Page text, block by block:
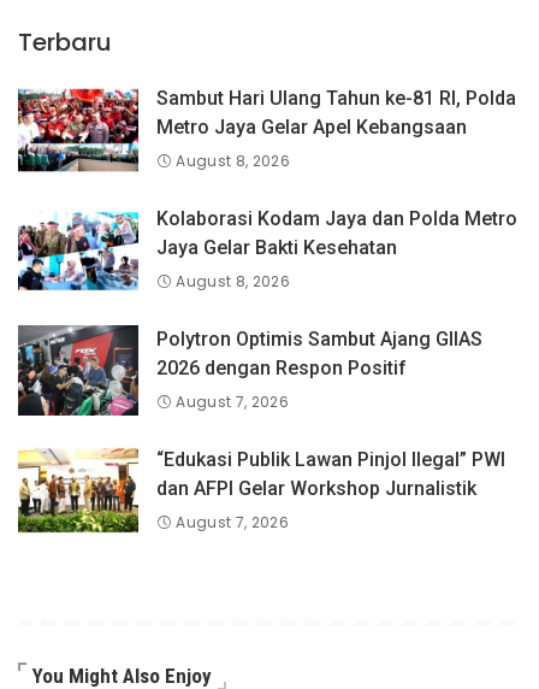
Terbaru
Sambut Hari Ulang Tahun ke-81 RI, Polda
Metro Jaya Gelar Apel Kebangsaan
August 8, 2026
Kolaborasi Kodam Jaya dan Polda Metro
Jaya Gelar Bakti Kesehatan
August 8, 2026
Polytron Optimis Sambut Ajang GIIAS
2026 dengan Respon Positif
August 7, 2026
“Edukasi Publik Lawan Pinjol Ilegal” PWI
dan AFPI Gelar Workshop Jurnalistik
August 7, 2026
You Might Also Enjoy